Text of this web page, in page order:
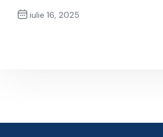
iulie 16, 2025